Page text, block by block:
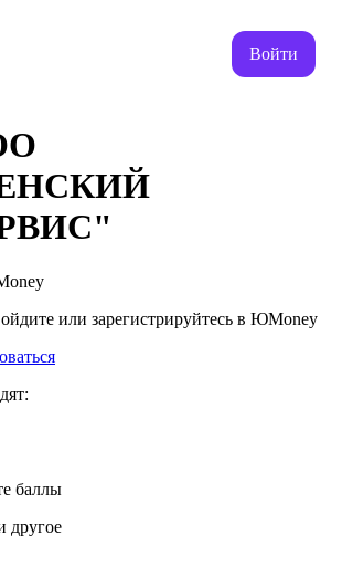
Войти
или зарегистрируйтесь в ЮMoney
баллы
другое